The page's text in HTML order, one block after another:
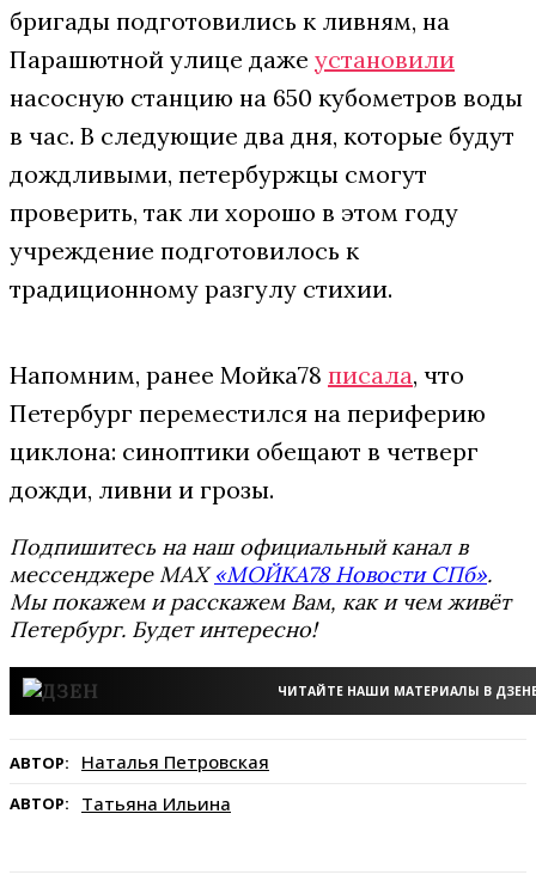
бригады подготовились к ливням, на
Парашютной улице даже установили
насосную станцию на 650 кубометров воды
в час. В следующие два дня, которые будут
дождливыми, петербуржцы смогут
проверить, так ли хорошо в этом году
учреждение подготовилось к
традиционному разгулу стихии.
Напомним, ранее Мойка78 писала, что
Петербург переместился на периферию
циклона: синоптики обещают в четверг
дожди, ливни и грозы.
Подпишитесь на наш официальный канал в
мессенджере MAX«МОЙКА78 Новости СПб».
Мы покажем и расскажем Вам, как и чем живёт
Петербург. Будет интересно!
ЧИТАЙТЕ НАШИ МАТЕРИАЛЫ В
АВТОР: Наталья Петровская
АВТОР: Татьяна Ильина